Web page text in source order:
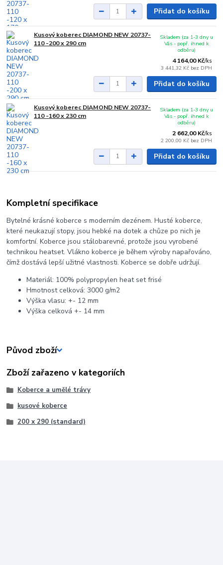
Přidat do košíku
Kusový koberec DIAMOND NEW 20737-
110 -200 x 290 cm
4 164,00 Kč/ks
3 441,32 Kč bez DPH
Skladem (za 1-3 dny u
Vás - popř. ihned k
odběru)
Přidat do košíku
Kusový koberec DIAMOND NEW 20737-
110 -160 x 230 cm
2 662,00 Kč/ks
2 200,00 Kč bez DPH
Skladem (za 1-3 dny u
Vás - popř. ihned k
odběru)
Přidat do košíku
Kompletní specifikace
Bytelné krásné koberce s moderním dezénem. Husté koberce,
které neukazují stopy, jsou hebké na dotek a chůze po nich je
komfortní. Koberce jsou stálobarevné, protože jsou vyrobené
technikou heatset. Vlákno koberce je během výroby napařováno,
čímž dostává lepší užitné vlastnosti. Koberce se dobře udržují.
Materiál: 100% polypropylen heat set frisé
Hmotnost celková: 3000 g/m2
Výška vlasu: +- 12 mm
Výška celková +- 14 mm
Původ zboží
Zboží zařazeno v kategoriích
Koberce a umělé trávy
kusové koberce
200 x 290 (standard)